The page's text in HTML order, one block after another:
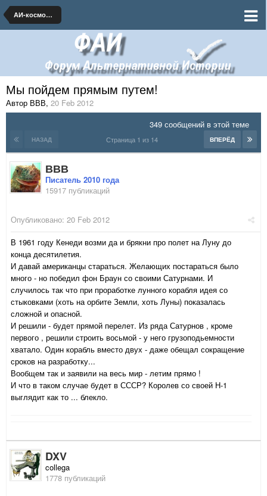
АИ-космонавтика и ракетная техника
Мы пойдем прямым путем!
Автор ВВВ, 20 Feb 2012
349 сообщений в этой теме
НАЗАД ВПЕРЁД
Страница 1 из 14
ВВВ
Писатель 2010 года
15917 публикаций
Опубликовано: 20 Feb 2012
В 1961 году Кенеди возми да и брякни про полет на Луну до
конца десятилетия.
И давай американцы стараться. Желающих постараться было
много - но победил фон Браун со своими Сатурнами. И
случилось так что при проработке лунного корабля идея со
стыковками (хоть на орбите Земли, хоть Луны) показалась
сложной и опасной.
И решили - будет прямой перелет. Из ряда Сатурнов , кроме
первого , решили строить восьмой - у него грузоподьемности
хватало. Один корабль вместо двух - даже обещал сокращение
сроков на разработку...
Вообщем так и заявили на весь мир - летим прямо !
И что в таком случае будет в СССР? Королев со своей Н-1
выглядит как то ... блекло.
DXV
collega
1778 публикаций